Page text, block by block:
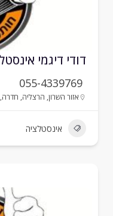
דיגמי אינסטלציה
055-4339769
אזור השרון,הרצליה,חדרה,כפר סבא
אינסטלציה